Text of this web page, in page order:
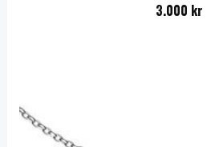
3.000 kr